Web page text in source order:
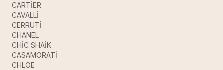
CARTİER
CAVALLİ
CERRUTİ
CHANEL
CHİC SHAİK
CASAMORATİ
CHLOE